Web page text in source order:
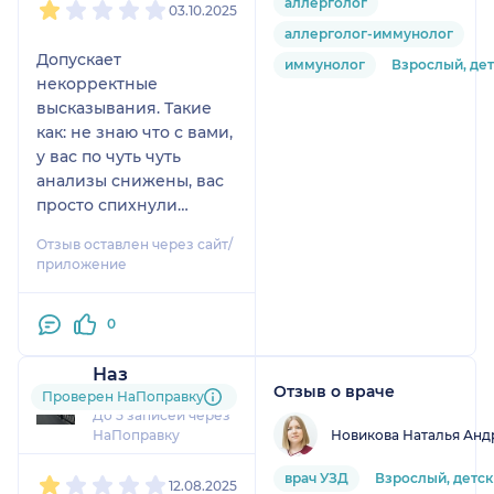
03.10.2025
Допускает
некорректные
высказывания. Такие
как: не знаю что с вами,
у вас по чуть чуть
анализы снижены, вас
просто спихнули
рекомендации
гематолога пройти
иммунолога). По
снижение
Гаптоглобина почти в 3
раза от нижней
границы нормы, в
костном мозге полное
Отзыв оставлен через сайт/
приложение
0
аллерголог-иммунолог
иммунолог
Взрослый,
Наз
29 отзывов
До 5 записей через
НаПоправку
Проверен НаПоправку
12.08.2025
Отзыв о враче
Новикова Наталья
врач УЗД Взрослый,